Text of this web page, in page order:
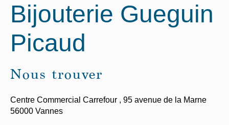
Bijouterie Gueguin
Picaud
Nous trouver
Centre Commercial Carrefour , 95 avenue de la Marne
56000 Vannes